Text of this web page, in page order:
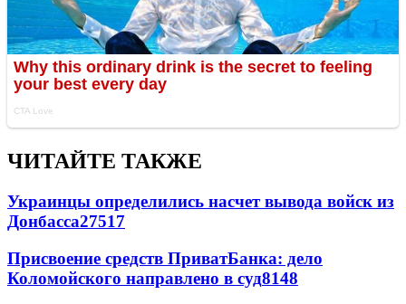
ЧИТАЙТЕ ТАКЖЕ
Украинцы определились насчет вывода войск из
Донбасса27517
Присвоение средств ПриватБанка: дело
Коломойского направлено в суд8148